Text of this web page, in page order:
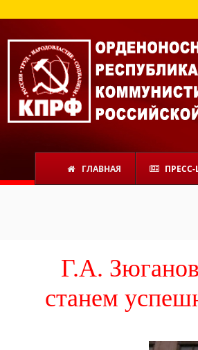
ГЛАВНАЯ ПРЕСС-
Г.А.
станем